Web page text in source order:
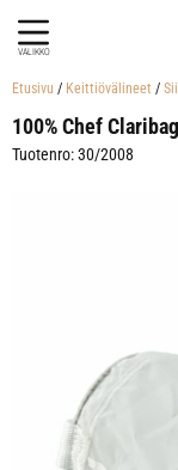
VALIKKO
Etusivu / Keittiövälineet /
100% Chef
Tuotenro: 30/2008